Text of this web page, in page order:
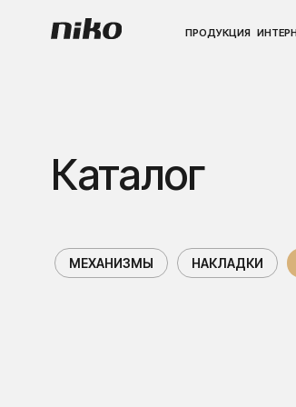
ПРОДУКЦИЯ ИНТЕРНЕТ-
ПРОДУКЦИЯ ИНТЕРНЕТ-
Каталог
МЕХАНИЗМЫ НАКЛАДКИ